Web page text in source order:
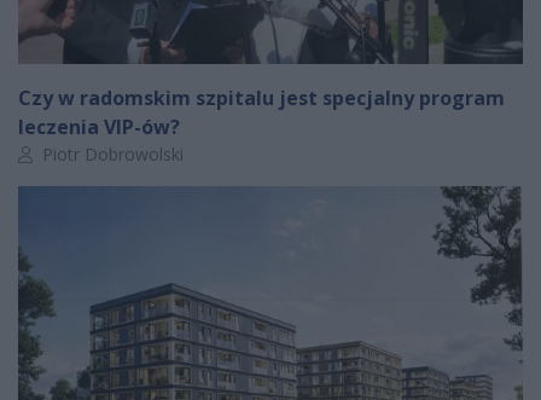
Czy w radomskim szpitalu jest specjalny program
leczenia VIP-ów?
Autor artykułu:
Piotr Dobrowolski